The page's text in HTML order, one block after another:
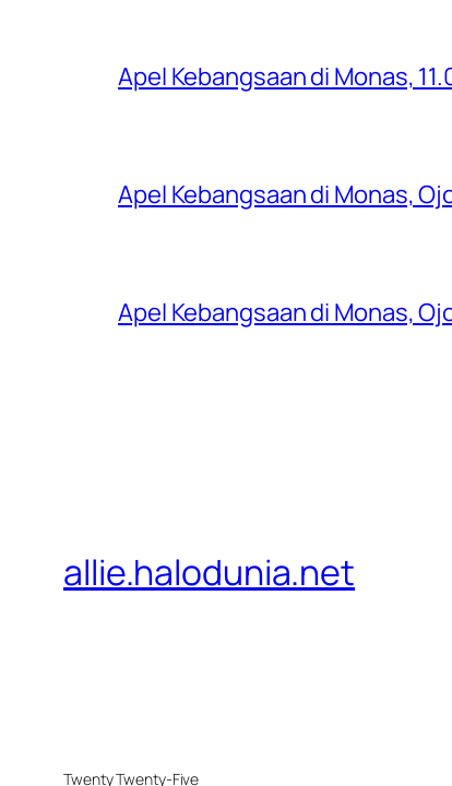
Apel Kebangsaan di Monas,
Apel Kebangsaan di Monas,
Apel Kebangsaan di Monas,
allie.halodunia.net
Twenty Twenty-Five